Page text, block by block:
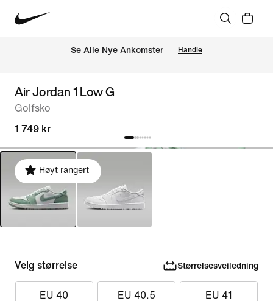
Se Alle Nye Ankomster Handle
Air Jordan 1 Low G
Golfsko
1 749 kr
Høyt rangert
Velg størrelse Størrelsesveiledning
EU 40 EU 40.5 EU 41